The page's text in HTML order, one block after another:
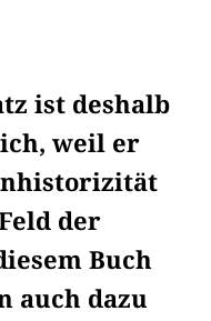
ist deshalb
weil er
der
Buch
auch dazu